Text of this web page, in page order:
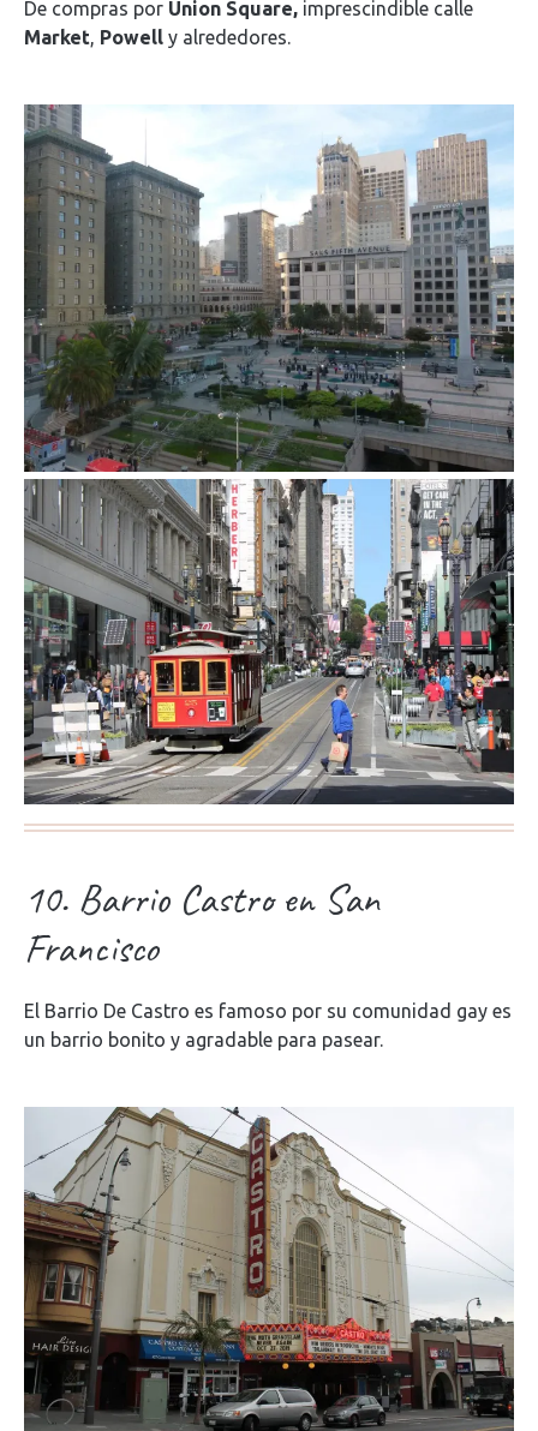
De compras por Union Square, imprescindible calle
Market, Powell y alrededores.
10. Barrio Castro en San
Francisco
El Barrio De Castro es famoso por su comunidad gay es
un barrio bonito y agradable para pasear.